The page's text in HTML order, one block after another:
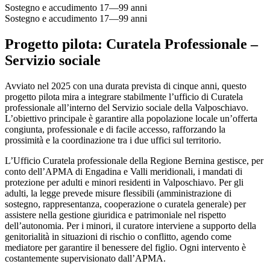
Sostegno e accudimento 17—99 anni
Sostegno e accudimento 17—99 anni
Progetto pilota: Curatela Professionale –
Servizio sociale
Avviato nel 2025 con una durata prevista di cinque anni, questo
progetto pilota mira a integrare stabilmente l’ufficio di Curatela
professionale all’interno del Servizio sociale della Valposchiavo.
L’obiettivo principale è garantire alla popolazione locale un’offerta
congiunta, professionale e di facile accesso, rafforzando la
prossimità e la coordinazione tra i due uffici sul territorio.
L’Ufficio Curatela professionale della Regione Bernina gestisce, per
conto dell’APMA di Engadina e Valli meridionali, i mandati di
protezione per adulti e minori residenti in Valposchiavo. Per gli
adulti, la legge prevede misure flessibili (amministrazione di
sostegno, rappresentanza, cooperazione o curatela generale) per
assistere nella gestione giuridica e patrimoniale nel rispetto
dell’autonomia. Per i minori, il curatore interviene a supporto della
genitorialità in situazioni di rischio o conflitto, agendo come
mediatore per garantire il benessere del figlio. Ogni intervento è
costantemente supervisionato dall’APMA.